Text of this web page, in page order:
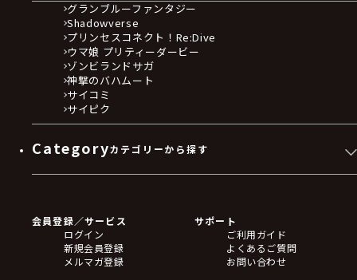
グランブルーファンタジー
Shadowverse
プリンセスコネクト！Re:Dive
ウマ娘 プリティーダービー
ゾンビランドサガ
神撃のバハムート
サイコミ
サイピク
Categoryカテゴリーから探す
フィギュア
アクリルスタンド
バッジ
キーホルダー・ストラップ
会員登録／サービス
ログイン
新規会員登録
メルマガ登録
サポート
ご利用ガイド
よくあるご質問
お問い合わせ